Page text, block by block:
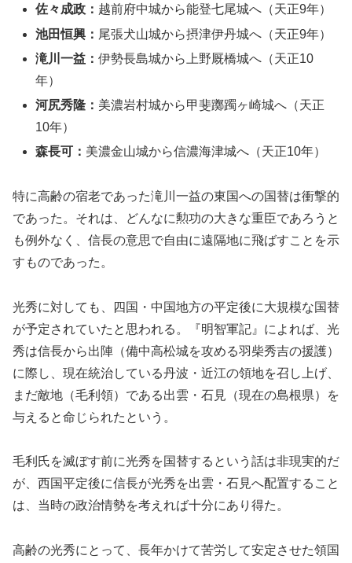
佐々成政： 越前府中城から能登七尾城へ（天正9年）
池田恒興： 尾張犬山城から摂津伊丹城へ（天正9年）
滝川一益：伊勢長島城から上野厩橋城へ（天正10
年）
河尻秀隆： 美濃岩村城から甲斐躑躅ヶ崎城へ（天正
10年）
森長可： 美濃金山城から信濃海津城へ（天正10年）
特に高齢の宿老であった滝川一益の東国への国替は衝撃的
であった。それは、どんなに勲功の大きな重臣であろうと
も例外なく、信長の意思で自由に遠隔地に飛ばすことを示
すものであった。
光秀に対しても、四国・中国地方の平定後に大規模な国替
が予定されていたと思われる。『明智軍記』によれば、光
秀は信長から出陣（備中高松城を攻める羽柴秀吉の援護）
に際し、現在統治している丹波・近江の領地を召し上げ、
まだ敵地（毛利領）である出雲・石見（現在の島根県）を
与えると命じられたという。
毛利氏を滅ぼす前に光秀を国替するという話は非現実的だ
が、西国平定後に信長が光秀を出雲・石見へ配置すること
は、当時の政治情勢を考えれば十分にあり得た。
高齢の光秀にとって、長年かけて苦労して安定させた領国